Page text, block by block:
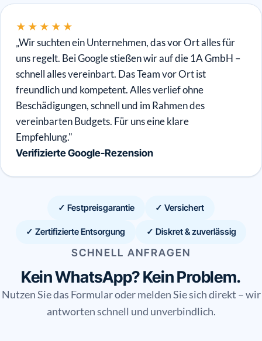
★★★★★
„Wir suchten ein Unternehmen, das vor Ort alles für
uns regelt. Bei Google stießen wir auf die 1A GmbH –
schnell alles vereinbart. Das Team vor Ort ist
freundlich und kompetent. Alles verlief ohne
Beschädigungen, schnell und im Rahmen des
vereinbarten Budgets. Für uns eine klare
Empfehlung."
Verifizierte Google-Rezension
✓ Festpreisgarantie ✓ Versichert
✓ Zertifizierte Entsorgung ✓ Diskret & zuverlässig
SCHNELL ANFRAGEN
Kein WhatsApp? Kein Problem.
Nutzen Sie das Formular oder melden Sie sich direkt – wir
antworten schnell und unverbindlich.